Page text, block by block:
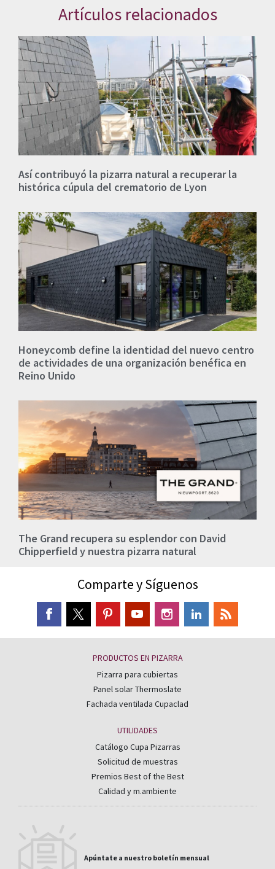
Artículos relacionados
Así contribuyó la pizarra natural a recuperar la
histórica cúpula del crematorio de Lyon
Honeycomb define la identidad del nuevo centro
de actividades de una organización benéfica en
Reino Unido
The Grand recupera su esplendor con David
Chipperfield y nuestra pizarra natural
Comparte y Síguenos
PRODUCTOS EN PIZARRA
Pizarra para cubiertas
Panel solar Thermoslate
Fachada ventilada Cupaclad
UTILIDADES
Catálogo Cupa Pizarras
Solicitud de muestras
Premios Best of the Best
Calidad y m.ambiente
Apúntate a nuestro boletín mensual